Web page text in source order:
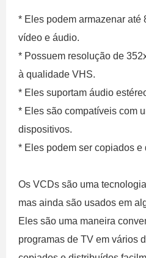
* Eles podem armazenar até
vídeo e áudio.
* Possuem resolução de
à qualidade VHS.
* Eles suportam áudio
* Eles são compatíveis com
dispositivos.
* Eles podem ser copiados
Os VCDs são uma
mas ainda são usados ​​em
Eles são uma maneira
programas de TV em vários